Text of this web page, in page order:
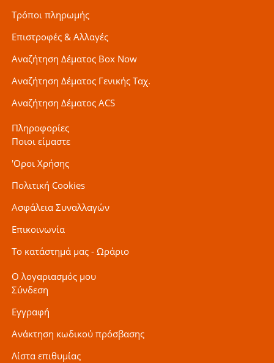
Τρόποι πληρωμής
Επιστροφές & Αλλαγές
Αναζήτηση Δέματος Box Now
Αναζήτηση Δέματος Γενικής Ταχ.
Αναζήτηση Δέματος ACS
Πληροφορίες
Ποιοι είμαστε
'Οροι Χρήσης
Πολιτική Cookies
Ασφάλεια Συναλλαγών
Επικοινωνία
Το κατάστημά μας - Ωράριο
Ο λογαριασμός μου
Σύνδεση
Εγγραφή
Ανάκτηση κωδικού πρόσβασης
Λίστα επιθυμίας